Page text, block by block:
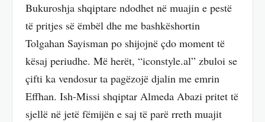
Bukuroshja shqiptare ndodhet në muajin e pestë
të pritjes së ëmbël dhe me bashkëshortin
Tolgahan Sayisman po shijojnë çdo moment të
kësaj periudhe. Më herët, “iconstyle.al” zbuloi se
çifti ka vendosur ta pagëzojë djalin me emrin
Effhan. Ish-Missi shqiptar Almeda Abazi pritet të
sjellë në jetë fëmijën e saj të parë rreth muajit